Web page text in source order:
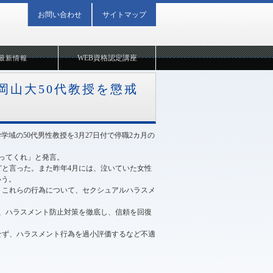
新情報
山大50代教授を懲戒
域の50代男性教授を3月27日付で停職2カ月の
てくれ」と発言。
言った。また昨年4月には、泣いていた女性
。
れらの行為について、セクシュアルハラスメ
ハラスメント防止対策を徹底し、信頼を回復
、ハラスメント行為を過小評価するなど不適
WEB資格認定講座
お問い合わせ サイトマップ